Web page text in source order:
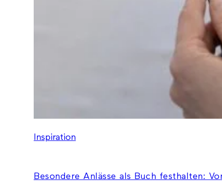
Inspiration
Besondere Anlässe als Buch festhalten: